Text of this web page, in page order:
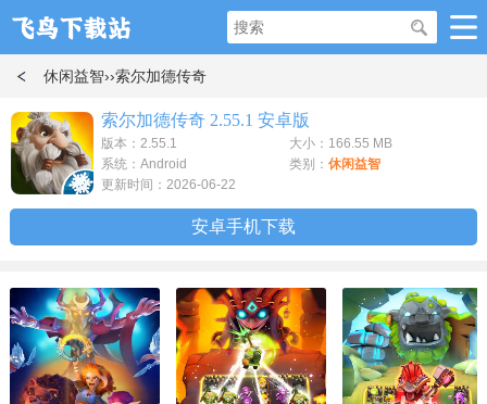
休闲益智››索尔加德传奇
索尔加德传奇 2.55.1 安卓版
版本：2.55.1
大小：166.55 MB
系统：Android
类别： 休闲益智
更新时间：2026-06-22
安卓手机下载